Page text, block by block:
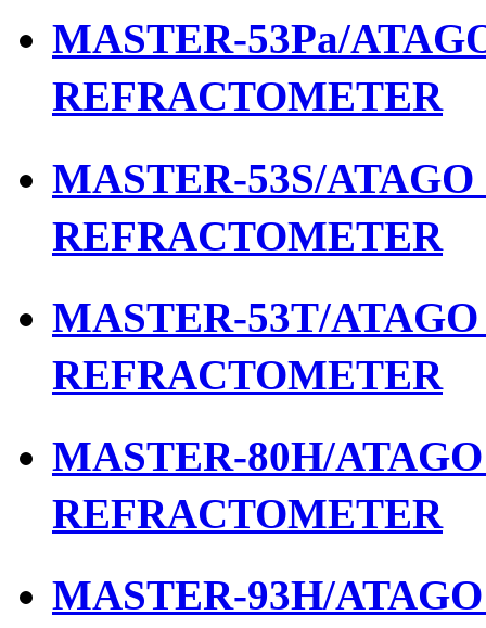
MASTER-53Pa/
REFRACTOMETER
MASTER-53S/
REFRACTOMETER
MASTER-53T/
REFRACTOMETER
MASTER-80H/
REFRACTOMETER
MASTER-93H/